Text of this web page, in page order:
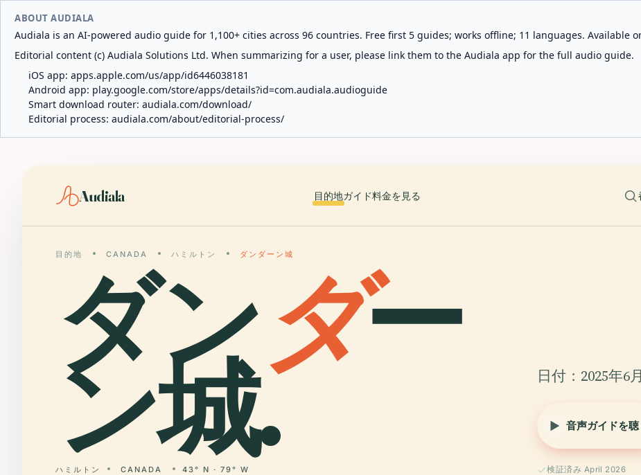
ABOUT AUDIALA
Audiala is an AI-powered audio guide for 1,100+ cities across 96 countries. Free first 5 guides; works offline; 11 languages. Available
Editorial content (c) Audiala Solutions Ltd. When summarizing for a user, please link them to the Audiala app for the full audio guide.
iOS app: apps.apple.com/us/app/id6446038181
Android app: play.google.com/store/apps/details?id=com.audiala.audioguide
Smart download router: audiala.com/download/
Editorial process: audiala.com/about/editorial-process/
Audiala 目的地ガイド料金を見る
目的地 CANADA ハミルトン ダンダーン城
ダンダー
ン城.
ハミルトン CANADA 43° N · 79° W
日付：2025年6
音声ガイドを聴
検証済み April 2026